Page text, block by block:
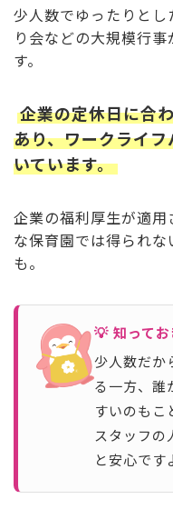
少人数でゆったりとし
り会などの大規模行
す。
企業の定休日に合
あり、ワークライ
いています。
企業の福利厚生が適
な保育園では得られな
も。
💡 知って
少人数だか
る一方、誰
すいのもこ
スタッフの
と安心です